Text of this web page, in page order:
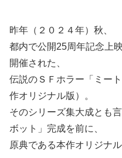
昨年（２０２４年）秋、
都内で公開25周年記念上
開催された、
伝説のＳＦホラー「ミー
作オリジナル版）。
そのシリーズ集大成とも
ボット」完成を前に、
原典である本作オリジナ